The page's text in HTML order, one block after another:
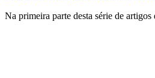
Na primeira parte desta série de